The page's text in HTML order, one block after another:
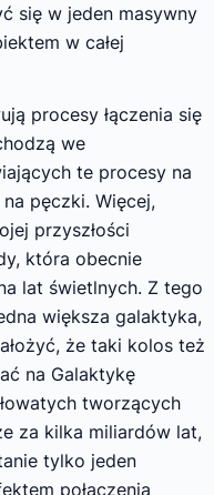
się w jeden masywny
w całej
procesy łączenia się
we
te procesy na
pęczki. Więcej,
przyszłości
która obecnie
lat świetlnych. Z tego
większa galaktyka,
że taki kolos też
na Galaktykę
tworzących
za kilka miliardów lat,
tylko jeden
połączenia